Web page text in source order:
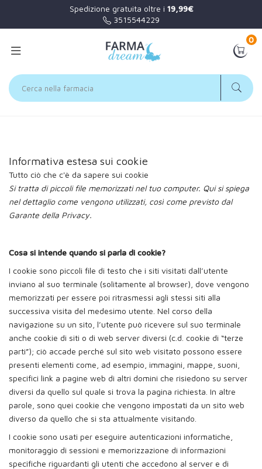
Spedizione gratuita oltre i 19,99€
3515544229
0
Informativa estesa sui cookie
Tutto ciò che c'è da sapere sui cookie
Si tratta di piccoli file memorizzati nel tuo computer. Qui si spiega
nel dettaglio come vengono utilizzati, così come previsto dal
Garante della Privacy.
Cosa si intende quando si parla di cookie?
I cookie sono piccoli file di testo che i siti visitati dall’utente
inviano al suo terminale (solitamente al browser), dove vengono
memorizzati per essere poi ritrasmessi agli stessi siti alla
successiva visita del medesimo utente. Nel corso della
navigazione su un sito, l’utente può ricevere sul suo terminale
anche cookie di siti o di web server diversi (c.d. cookie di “terze
parti”); ciò accade perché sul sito web visitato possono essere
presenti elementi come, ad esempio, immagini, mappe, suoni,
specifici link a pagine web di altri domini che risiedono su server
diversi da quello sul quale si trova la pagina richiesta. In altre
parole, sono quei cookie che vengono impostati da un sito web
diverso da quello che si sta attualmente visitando.
I cookie sono usati per eseguire autenticazioni informatiche,
monitoraggio di sessioni e memorizzazione di informazioni
specifiche riguardanti gli utenti che accedono al server e di